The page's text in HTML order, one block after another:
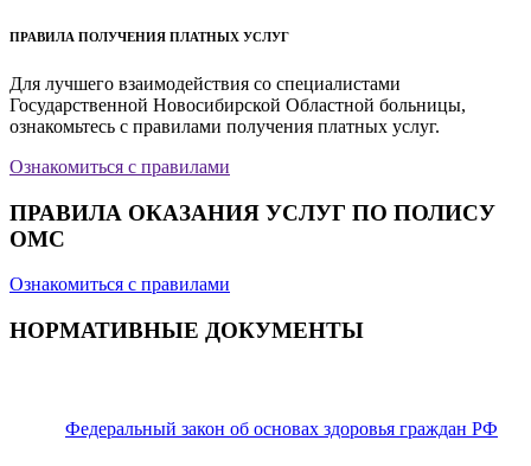
ПРАВИЛА ПОЛУЧЕНИЯ ПЛАТНЫХ УСЛУГ
Для лучшего взаимодействия со специалистами
Государственной Новосибирской Областной больницы,
ознакомьтесь с правилами получения платных услуг.
Ознакомиться с правилами
ПРАВИЛА ОКАЗАНИЯ УСЛУГ ПО ПОЛИСУ
ОМС
Ознакомиться с правилами
НОРМАТИВНЫЕ ДОКУМЕНТЫ
Федеральный закон об основах здоровья граждан РФ